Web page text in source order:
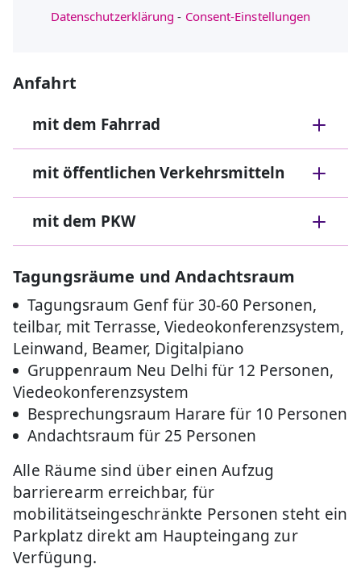
Datenschutzerklärung - Consent-Einstellungen
Anfahrt
mit dem Fahrrad
mit öffentlichen Verkehrsmitteln
mit dem PKW
Tagungsräume und Andachtsraum
Tagungsraum Genf für 30-60 Personen,
teilbar, mit Terrasse, Viedeokonferenzsystem,
Leinwand, Beamer, Digitalpiano
Gruppenraum Neu Delhi für 12 Personen,
Viedeokonferenzsystem
Besprechungsraum Harare für 10 Personen
Andachtsraum für 25 Personen
Alle Räume sind über einen Aufzug
barrierearm erreichbar, für
mobilitätseingeschränkte Personen steht ein
Parkplatz direkt am Haupteingang zur
Verfügung.